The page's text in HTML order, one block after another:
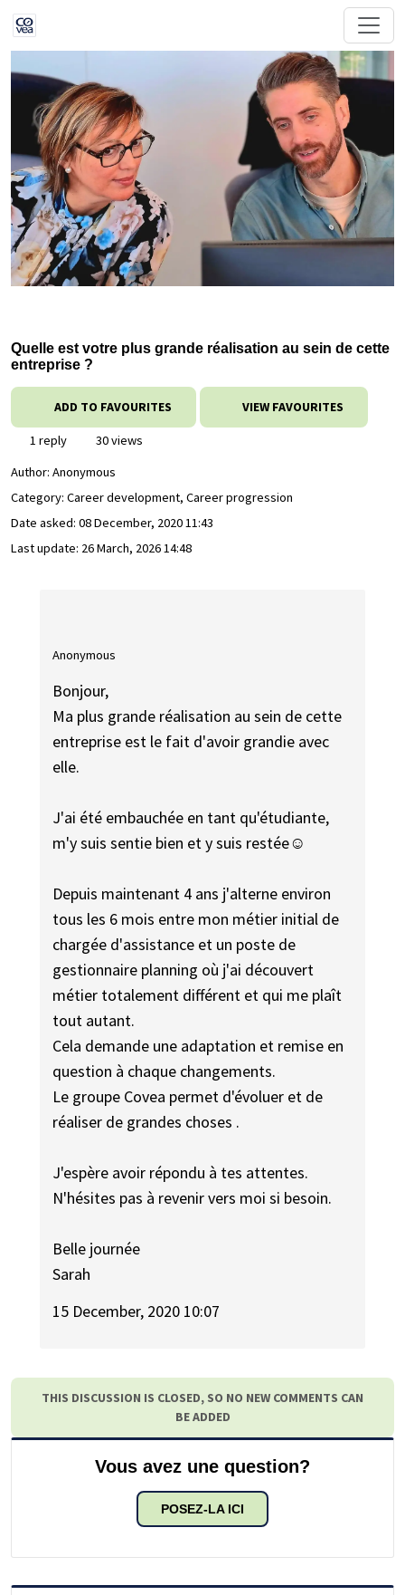
Quelle est votre plus grande réalisation au sein de cette
entreprise ?
ADD TO FAVOURITES VIEW FAVOURITES
1 reply
30 views
Author: Anonymous
Category: Career development, Career progression
Date asked: 08 December, 2020 11:43
Last update: 26 March, 2026 14:48
Anonymous
Bonjour,
Ma plus grande réalisation au sein de cette
entreprise est le fait d'avoir grandie avec
elle.
J'ai été embauchée en tant qu'étudiante,
m'y suis sentie bien et y suis restée☺
Depuis maintenant 4 ans j'alterne environ
tous les 6 mois entre mon métier initial de
chargée d'assistance et un poste de
gestionnaire planning où j'ai découvert
métier totalement différent et qui me plaît
tout autant.
Cela demande une adaptation et remise en
question à chaque changements.
Le groupe Covea permet d'évoluer et de
réaliser de grandes choses .
J'espère avoir répondu à tes attentes.
N'hésites pas à revenir vers moi si besoin.
Belle journée
Sarah
15 December, 2020 10:07
THIS DISCUSSION IS CLOSED, SO NO NEW COMMENTS CAN
BE ADDED
Vous avez une question?
POSEZ-LA ICI